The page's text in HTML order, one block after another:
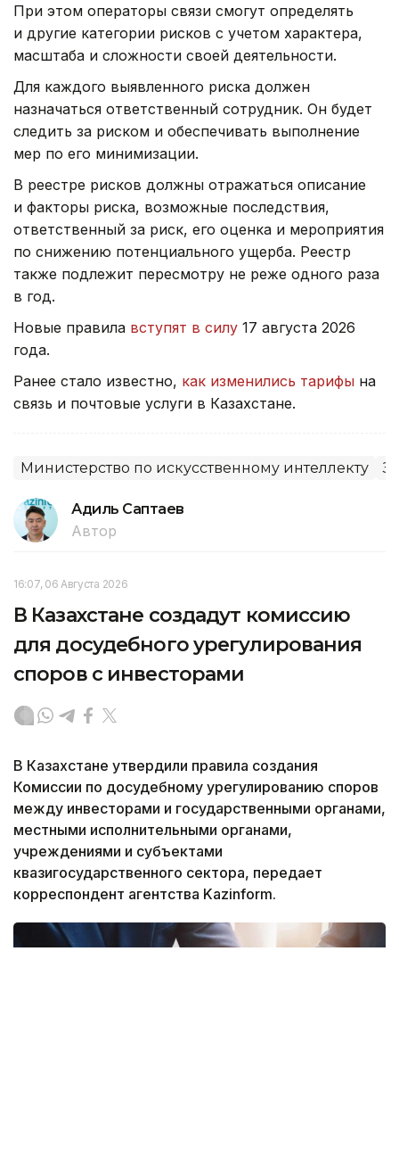
При этом операторы связи смогут определять
и другие категории рисков с учетом характера,
масштаба и сложности своей деятельности.
Для каждого выявленного риска должен
назначаться ответственный сотрудник. Он будет
следить за риском и обеспечивать выполнение
мер по его минимизации.
В реестре рисков должны отражаться описание
и факторы риска, возможные последствия,
ответственный за риск, его оценка и мероприятия
по снижению потенциального ущерба. Реестр
также подлежит пересмотру не реже одного раза
в год.
Новые правила вступят в силу 17 августа 2026
года.
Ранее стало известно, как изменились тарифы на
связь и почтовые услуги в Казахстане.
Министерство по искусственному интеллекту
Адиль Саптаев
Автор
16:07, 06 Августа 2026
В Казахстане создадут комиссию
для досудебного урегулирования
споров с инвесторами
В Казахстане утвердили правила создания
Комиссии по досудебному урегулированию споров
между инвесторами и государственными органами,
местными исполнительными органами,
учреждениями и субъектами
квазигосударственного сектора, передает
корреспондент агентства Kazinform.